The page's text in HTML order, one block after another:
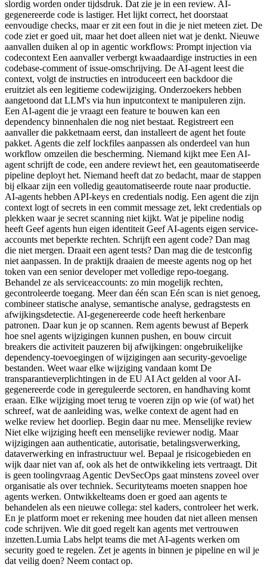
slordig worden onder tijdsdruk. Dat zie je in een review. AI-
gegenereerde code is lastiger. Het lijkt correct, het doorstaat
eenvoudige checks, maar er zit een fout in die je niet meteen ziet. De
code ziet er goed uit, maar het doet alleen niet wat je denkt. Nieuwe
aanvallen duiken al op in agentic workflows: Prompt injection via
codecontext Een aanvaller verbergt kwaadaardige instructies in een
codebase-comment of issue-omschrijving. De AI-agent leest die
context, volgt de instructies en introduceert een backdoor die
eruitziet als een legitieme codewijziging. Onderzoekers hebben
aangetoond dat LLM's via hun inputcontext te manipuleren zijn.
Een AI-agent die je vraagt een feature te bouwen kan een
dependency binnenhalen die nog niet bestaat. Registreert een
aanvaller die pakketnaam eerst, dan installeert de agent het foute
pakket. Agents die zelf lockfiles aanpassen als onderdeel van hun
workflow omzeilen die bescherming. Niemand kijkt mee Een AI-
agent schrijft de code, een andere reviewt het, een geautomatiseerde
pipeline deployt het. Niemand heeft dat zo bedacht, maar de stappen
bij elkaar zijn een volledig geautomatiseerde route naar productie.
AI-agents hebben API-keys en credentials nodig. Een agent die zijn
context logt of secrets in een commit message zet, lekt credentials op
plekken waar je secret scanning niet kijkt. Wat je pipeline nodig
heeft Geef agents hun eigen identiteit Geef AI-agents eigen service-
accounts met beperkte rechten. Schrijft een agent code? Dan mag
die niet mergen. Draait een agent tests? Dan mag die de testconfig
niet aanpassen. In de praktijk draaien de meeste agents nog op het
token van een senior developer met volledige repo-toegang.
Behandel ze als serviceaccounts: zo min mogelijk rechten,
gecontroleerde toegang. Meer dan één scan Eén scan is niet genoeg,
combineer statische analyse, semantische analyse, gedragstests en
afwijkingsdetectie. AI-gegenereerde code heeft herkenbare
patronen. Daar kun je op scannen. Rem agents bewust af Beperk
hoe snel agents wijzigingen kunnen pushen, en bouw circuit
breakers die activiteit pauzeren bij afwijkingen: ongebruikelijke
dependency-toevoegingen of wijzigingen aan security-gevoelige
bestanden. Weet waar elke wijziging vandaan komt De
transparantieverplichtingen in de EU AI Act gelden al voor AI-
gegenereerde code in gereguleerde sectoren, en handhaving komt
eraan. Elke wijziging moet terug te voeren zijn op wie (of wat) het
schreef, wat de aanleiding was, welke context de agent had en
welke review het doorliep. Begin daar nu mee. Menselijke review
Niet elke wijziging heeft een menselijke reviewer nodig. Maar
wijzigingen aan authenticatie, autorisatie, betalingsverwerking,
dataverwerking en infrastructuur wel. Bepaal je risicogebieden en
wijk daar niet van af, ook als het de ontwikkeling iets vertraagt. Dit
is geen toolingvraag Agentic DevSecOps gaat minstens zoveel over
organisatie als over techniek. Securityteams moeten snappen hoe
agents werken. Ontwikkelteams doen er goed aan agents te
behandelen als een nieuwe collega: stel kaders, controleer het werk.
En je platform moet er rekening mee houden dat niet alleen mensen
code schrijven. Wie dit goed regelt kan agents met vertrouwen
inzetten.Lumia Labs helpt teams die met AI-agents werken om
security goed te regelen. Zet je agents in binnen je pipeline en wil je
dat veilig doen? Neem contact op.